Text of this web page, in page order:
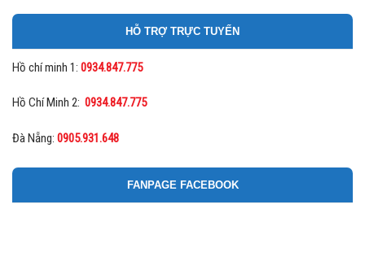
HỖ TRỢ TRỰC TUYẾN
Hồ chí minh 1: 0934.847.775
Hồ Chí Minh 2: 0934.847.775
Đà Nẵng: 0905.931.648
FANPAGE FACEBOOK